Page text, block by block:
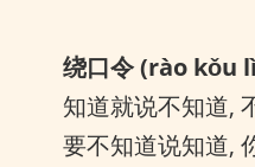
绕口令 (rào kǒu
知道就说不知道,
要不知道说知道,